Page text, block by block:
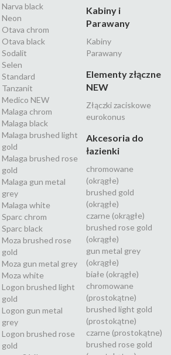
Narva black
Neon
Otava chrom
Otava black
Sodalit
Selen
Standard
Tanzanit
Medico NEW
Malaga chrom
Malaga black
Malaga brushed light
gold
Malaga brushed rose
gold
Malaga gun metal
grey
Malaga white
Sparc chrom
Sparc black
Moza brushed rose
gold
Moza gun metal grey
Moza white
Logon brushed light
gold
Logon gun metal
grey
Logon brushed rose
gold
Kabiny i
Parawany
Kabiny
Parawany
Elementy złączne
NEW
Złączki zaciskowe
eurokonus
Akcesoria do
łazienki
chromowane
(okrągłe)
brushed gold
(okrągłe)
czarne (okrągłe)
brushed rose gold
(okrągłe)
gun metal grey
(okrągłe)
białe (okrągłe)
chromowane
(prostokątne)
brushed light gold
(prostokątne)
czarne (prostokątne)
brushed rose gold